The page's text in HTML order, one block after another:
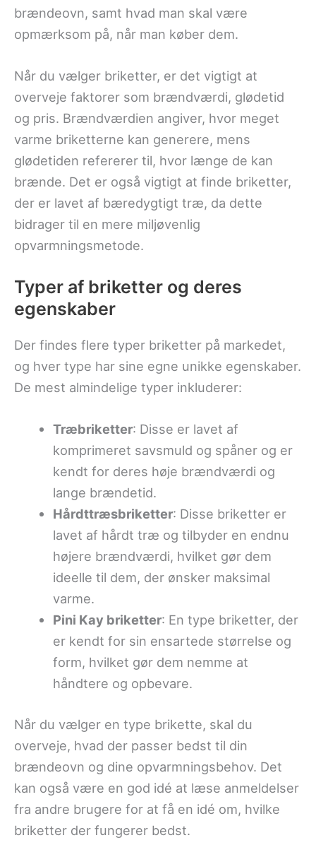
brændeovn, samt hvad man skal være
opmærksom på, når man køber dem.
Når du vælger briketter, er det vigtigt at
overveje faktorer som brændværdi, glødetid
og pris. Brændværdien angiver, hvor meget
varme briketterne kan generere, mens
glødetiden refererer til, hvor længe de kan
brænde. Det er også vigtigt at finde briketter,
der er lavet af bæredygtigt træ, da dette
bidrager til en mere miljøvenlig
opvarmningsmetode.
Typer af briketter og deres
egenskaber
Der findes flere typer briketter på markedet,
og hver type har sine egne unikke egenskaber.
De mest almindelige typer inkluderer:
Træbriketter: Disse er lavet af
komprimeret savsmuld og spåner og er
kendt for deres høje brændværdi og
lange brændetid.
Hårdttræsbriketter: Disse briketter er
lavet af hårdt træ og tilbyder en endnu
højere brændværdi, hvilket gør dem
ideelle til dem, der ønsker maksimal
varme.
Pini Kay briketter: En type briketter, der
er kendt for sin ensartede størrelse og
form, hvilket gør dem nemme at
håndtere og opbevare.
Når du vælger en type brikette, skal du
overveje, hvad der passer bedst til din
brændeovn og dine opvarmningsbehov. Det
kan også være en god idé at læse anmeldelser
fra andre brugere for at få en idé om, hvilke
briketter der fungerer bedst.